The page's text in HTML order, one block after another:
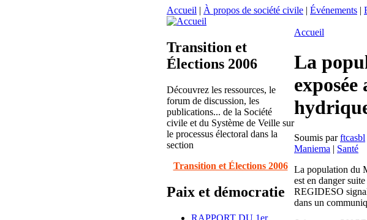
Accueil | À propos de société civile | Événements |
Transition et
Élections 2006
Découvrez les ressources, le
forum de discussion, les
publications... de la Société
civile et du Système de Veille sur
le processus électoral dans la
section
Transition et Élections 2006
Paix et démocratie
RAPPORT DU 1er
Accueil
La
Soumis parftcasbl
Maniema | Santé
La population du
est en danger
REGIDESO
dans un